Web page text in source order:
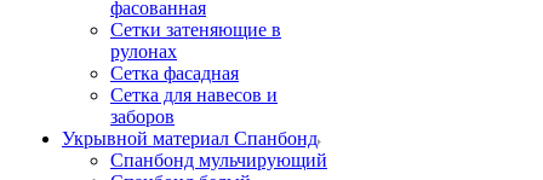
фасованная
Сетки затеняющие в
рулонах
Сетка фасадная
Сетка для навесов и
заборов
Укрывной материал Спанбонд
Спанбонд мульчирующий